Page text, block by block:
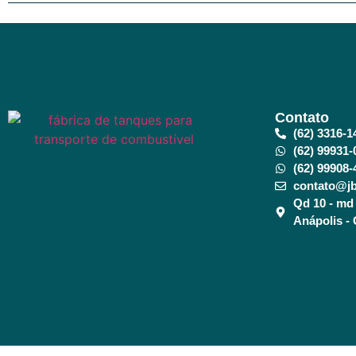
Contato
(62) 3316-
(62) 99931-
(62) 99908-
Qd 10 -
Anápolis -